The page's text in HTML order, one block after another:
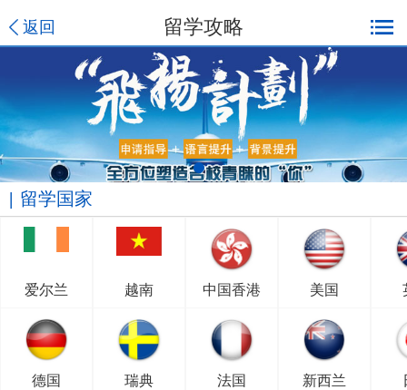
返回 留学攻略
留学国家
爱尔兰 越南 中国香港 美国
德国 瑞典 法国 新西兰